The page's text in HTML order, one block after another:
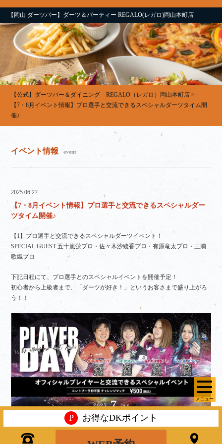
【岡山 ダーツバー】ダーツ＆パーティー REGALO(レガロ)岡山本町店
メニュー
【公式】ダーツバー＆ダイニング REGALO（レガロ）岡山本町店 >
【7・8月イベント情報】プロ選手と交流できるスペシャルダーツタイム開
催♪
イベント情報 event
2025.06.27
【7・8月イベント情報】プロ選手と交流できるスペシャルダー
ツタイム開催♪
【1】プロ選手と交流できるスペシャルダーツイベント！
SPECIAL GUEST 五十嵐蛍プロ・佐々木沙綾香プロ・有原竜太プロ・三浦
歌織プロ
下記日程にて、プロ選手とのスペシャルイベントを開催予定！
初心者から上級者まで、「ダーツが好き！」というお客さまで盛り上がろ
う！！
P お得なDKポイント